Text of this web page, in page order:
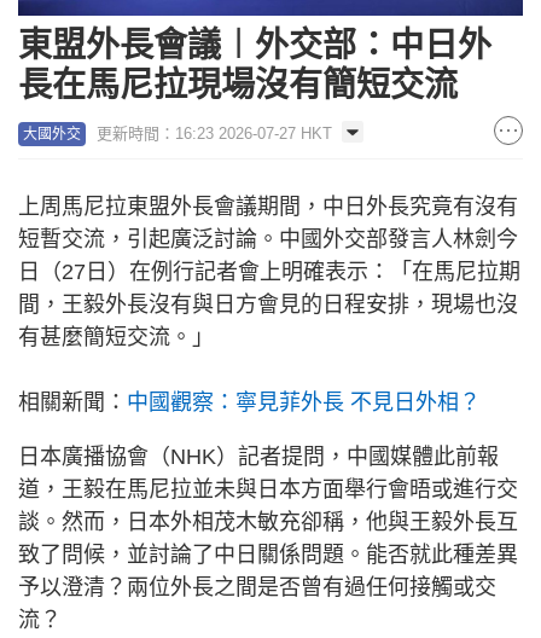
東盟外長會議︱外交部：中日外
長在馬尼拉現場沒有簡短交流
大國外交 更新時間：16:23 2026-07-27 HKT
上周馬尼拉東盟外長會議期間，中日外長究竟有沒有
短暫交流，引起廣泛討論。中國外交部發言人林劍今
日（27日）在例行記者會上明確表示：「在馬尼拉期
間，王毅外長沒有與日方會見的日程安排，現場也沒
有甚麼簡短交流。」
相關新聞： 中國觀察：寧見菲外長 不見日外相？
日本廣播協會（NHK）記者提問，中國媒體此前報
道，王毅在馬尼拉並未與日本方面舉行會晤或進行交
談。然而，日本外相茂木敏充卻稱，他與王毅外長互
致了問候，並討論了中日關係問題。能否就此種差異
予以澄清？兩位外長之間是否曾有過任何接觸或交
流？